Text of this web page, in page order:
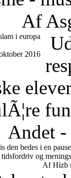
Af
i europa
2016
Andet
den bedes i en
tidsfordriv og
Af Hizb